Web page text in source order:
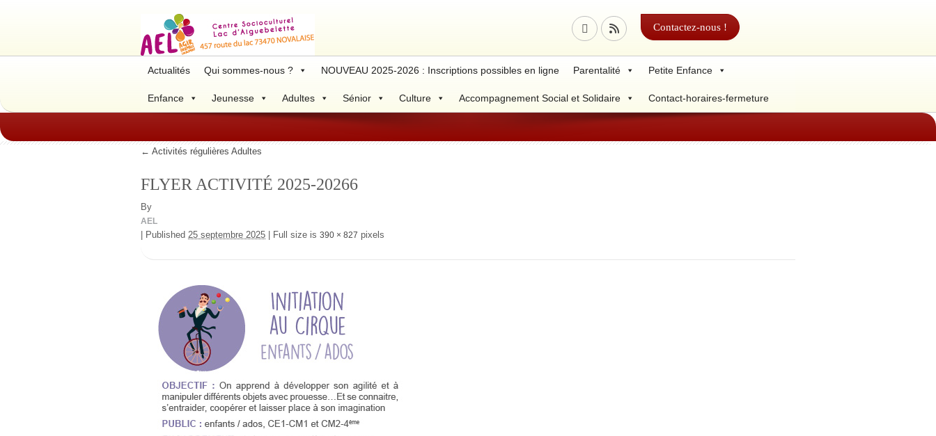
Contactez-nous !
Actualités Qui sommes-nous ? NOUVEAU 2025-2026 : Inscriptions possibles en ligne Parentalité Petite Enfance
Enfance Jeunesse Adultes Sénior Culture Accompagnement Social et Solidaire Contact-horaires-fermeture
← Activités régulières Adultes
FLYER ACTIVITÉ 2025-20266
By
AEL
Published 25 septembre 2025 Full size is 390 × 827 pixels